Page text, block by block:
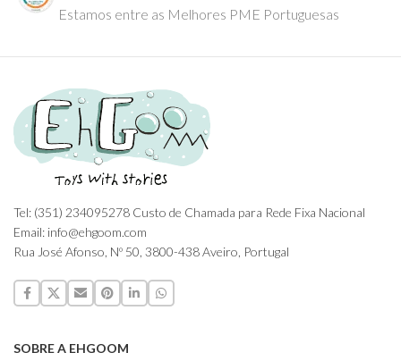
Estamos entre as Melhores PME Portuguesas
Tel: (351) 234095278 Custo de Chamada para Rede Fixa Nacional
Email: info@ehgoom.com
Rua José Afonso, Nº 50, 3800-438 Aveiro, Portugal
SOBRE A EHGOOM